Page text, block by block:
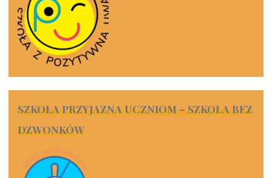
SZKOŁA PRZYJAZNA UCZNIOM – SZKOŁA BEZ
DZWONKÓW